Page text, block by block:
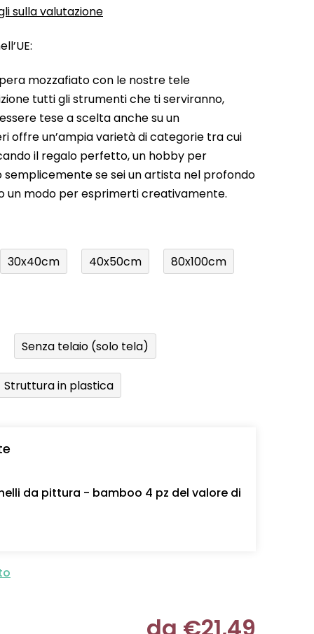
sulla valutazione
mozzafiato con le nostre tele
tutti gli strumenti che ti serviranno,
tese a scelta anche su un
offre un’ampia varietà di categorie tra cui
il regalo perfetto, un hobby per
se sei un artista nel profondo
un modo per esprimerti creativamente.
30x40cm 40x50cm 80x100cm
Senza telaio (solo tela)
Struttura in plastica
da pittura - bamboo 4 pz del valore di